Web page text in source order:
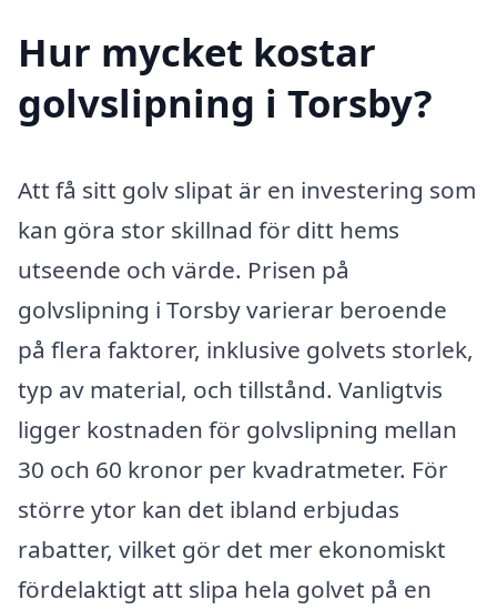
Hur mycket kostar
golvslipning i Torsby?
Att få sitt golv slipat är en investering som
kan göra stor skillnad för ditt hems
utseende och värde. Prisen på
golvslipning i Torsby varierar beroende
på flera faktorer, inklusive golvets storlek,
typ av material, och tillstånd. Vanligtvis
ligger kostnaden för golvslipning mellan
30 och 60 kronor per kvadratmeter. För
större ytor kan det ibland erbjudas
rabatter, vilket gör det mer ekonomiskt
fördelaktigt att slipa hela golvet på en